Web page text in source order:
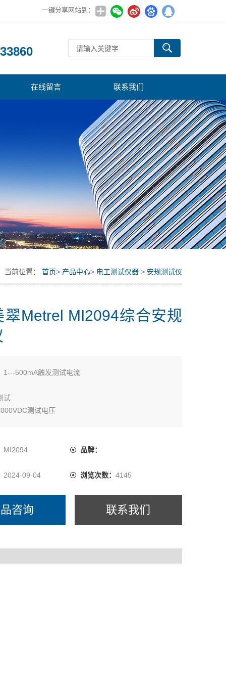
一键分享网站到：
在线留言 联系我们
当前位置： 首页> 产品中心> 电工测试仪器 > 安规测试仪
翠Metrel MI2094综合安规
1---500mA触发测试电流
试
测试电压
MI2094 品牌：
2024-09-04 浏览次数： 4145
咨询 联系我们